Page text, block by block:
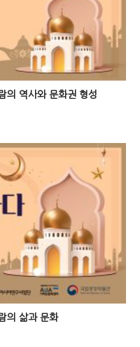
의 역사와 문화권 형성
의 삶과 문화